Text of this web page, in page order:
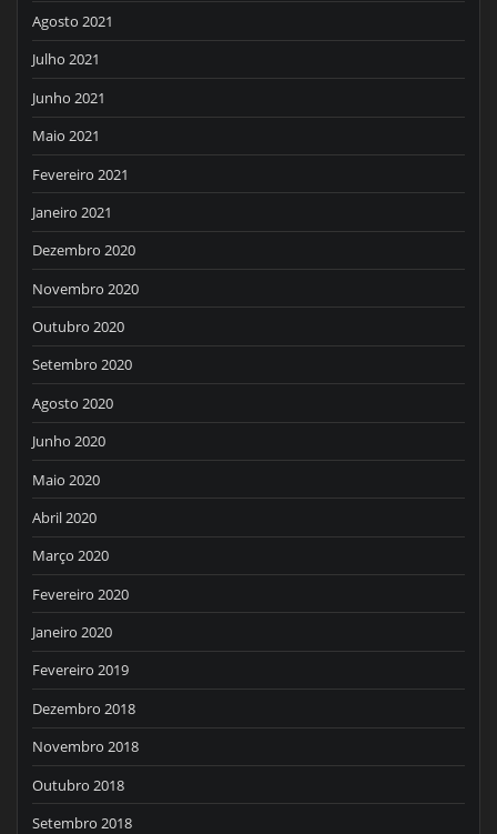
Agosto 2021
Julho 2021
Junho 2021
Maio 2021
Fevereiro 2021
Janeiro 2021
Dezembro 2020
Novembro 2020
Outubro 2020
Setembro 2020
Agosto 2020
Junho 2020
Maio 2020
Abril 2020
Março 2020
Fevereiro 2020
Janeiro 2020
Fevereiro 2019
Dezembro 2018
Novembro 2018
Outubro 2018
Setembro 2018